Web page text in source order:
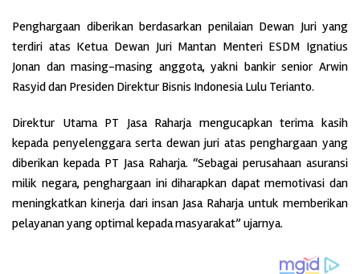
Penghargaan diberikan berdasarkan penilaian Dewan Juri yang
terdiri atas Ketua Dewan Juri Mantan Menteri ESDM Ignatius
Jonan dan masing-masing anggota, yakni bankir senior Arwin
Rasyid dan Presiden Direktur Bisnis Indonesia Lulu Terianto.
Direktur Utama PT Jasa Raharja mengucapkan terima kasih
kepada penyelenggara serta dewan juri atas penghargaan yang
diberikan kepada PT Jasa Raharja. “Sebagai perusahaan asuransi
milik negara, penghargaan ini diharapkan dapat memotivasi dan
meningkatkan kinerja dari insan Jasa Raharja untuk memberikan
pelayanan yang optimal kepada masyarakat” ujarnya.